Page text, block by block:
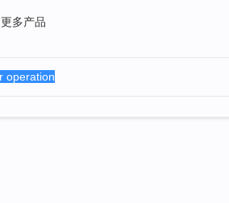
更多产品